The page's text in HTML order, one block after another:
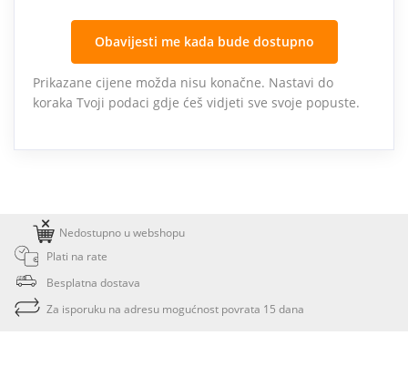
Obavijesti me kada bude dostupno
Prikazane cijene možda nisu konačne. Nastavi do
koraka Tvoji podaci gdje ćeš vidjeti sve svoje popuste.
Nedostupno u webshopu
Plati na rate
Besplatna dostava
Za isporuku na adresu mogućnost povrata 15 dana